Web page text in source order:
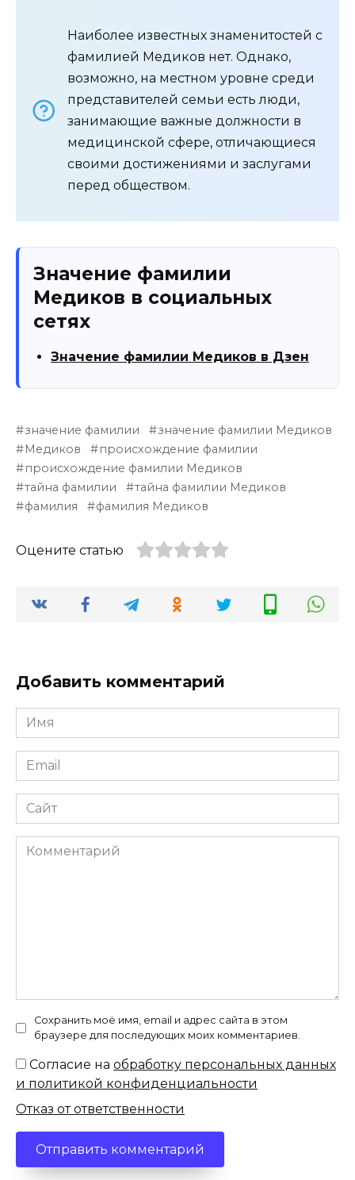
Наиболее известных знаменитостей с
фамилией Медиков нет. Однако,
возможно, на местном уровне среди
представителей семьи есть люди,
занимающие важные должности в
медицинской сфере, отличающиеся
своими достижениями и заслугами
перед обществом.
Значение фамилии
Медиков в социальных
сетях
Значение фамилии Медиков в Дзен
значение фамилии
значение фамилии Медиков
Медиков
происхождение фамилии
происхождение фамилии Медиков
тайна фамилии
тайна фамилии Медиков
фамилия
фамилия Медиков
Оцените статью
Добавить комментарий
Имя
*
Email
*
Сайт
Комментарий
Сохранить моё имя, email и адрес сайта в этом
браузере для последующих моих комментариев.
Согласие на обработку персональных данных
и политикой конфиденциальности
Отказ от ответственности